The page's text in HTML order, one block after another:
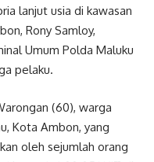
lanjut usia di kawasan
Rony Samloy,
Umum Polda Maluku
pelaku.
(60), warga
Kota Ambon, yang
oleh sejumlah orang